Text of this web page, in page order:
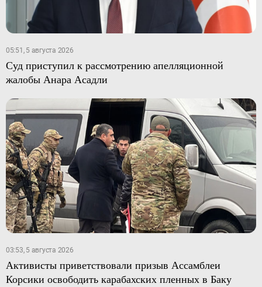
05:51, 5 августа 2026
Суд приступил к рассмотрению апелляционной
жалобы Анара Асадли
03:53, 5 августа 2026
Активисты приветствовали призыв Ассамблеи
Корсики освободить карабахских пленных в Баку